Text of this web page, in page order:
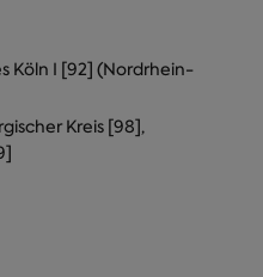
Köln I [92] (Nordrhein-
Kreis [98],